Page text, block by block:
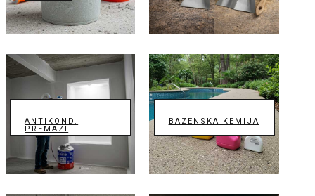
ANTIKOND.
PREMAZI
BAZENSKA KEMIJA